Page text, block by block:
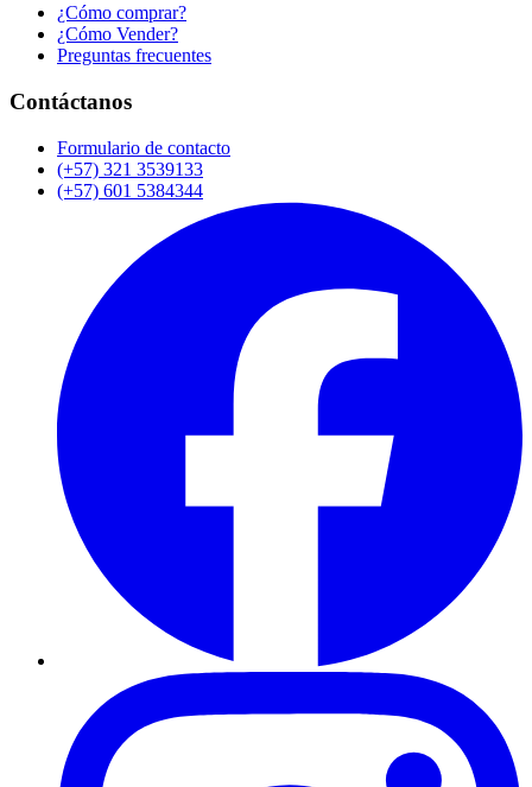
¿Cómo comprar?
¿Cómo Vender?
Preguntas frecuentes
Contáctanos
Formulario de contacto
(+57) 321 3539133
(+57) 601 5384344